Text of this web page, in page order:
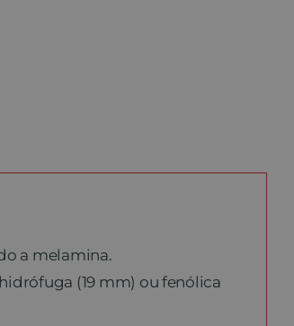
a melamina.
(19 mm) ou fenólica